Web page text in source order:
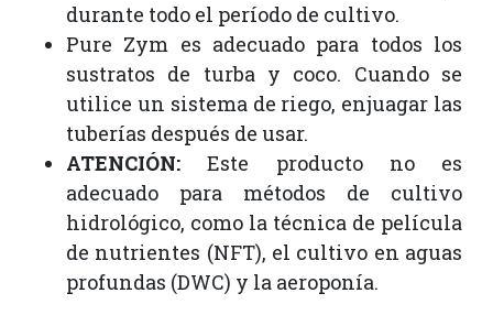
durante todo el período de cultivo.
Pure Zym es adecuado para todos los
sustratos de turba y coco. Cuando se
utilice un sistema de riego, enjuagar las
tuberías después de usar.
ATENCIÓN: Este producto no es
adecuado para métodos de cultivo
hidrológico, como la técnica de película
de nutrientes (NFT), el cultivo en aguas
profundas (DWC) y la aeroponía.